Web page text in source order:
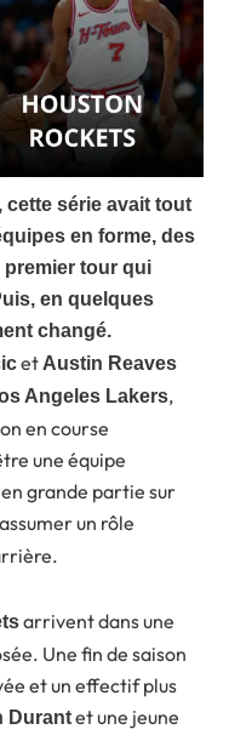
cette série avait tout
en forme, des
tour qui
en quelques
changé.
et Austin Reaves
Angeles Lakers,
en course
une équipe
grande partie sur
un rôle
arrivent dans une
Une fin de saison
et un effectif plus
Durantet une jeune